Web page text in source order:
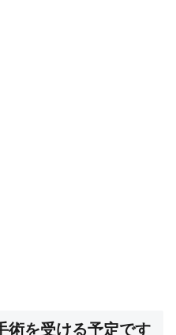
術を受ける予定です